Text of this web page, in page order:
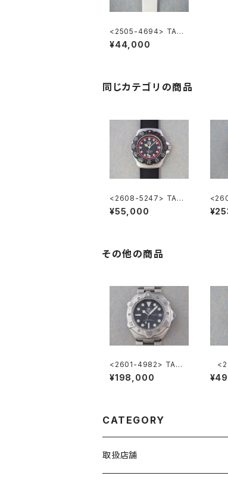
<2505-4694> TAG
HEUER FORMULA1
¥44,000
同じカテゴリの商品
<2608-5247> TAG
HEUER FORMULA1
¥55,000
その他の商品
<2601-4982> TAG
HEUER Super Profe
ssional
¥198,000
KO
CATEGORY
取扱店舗